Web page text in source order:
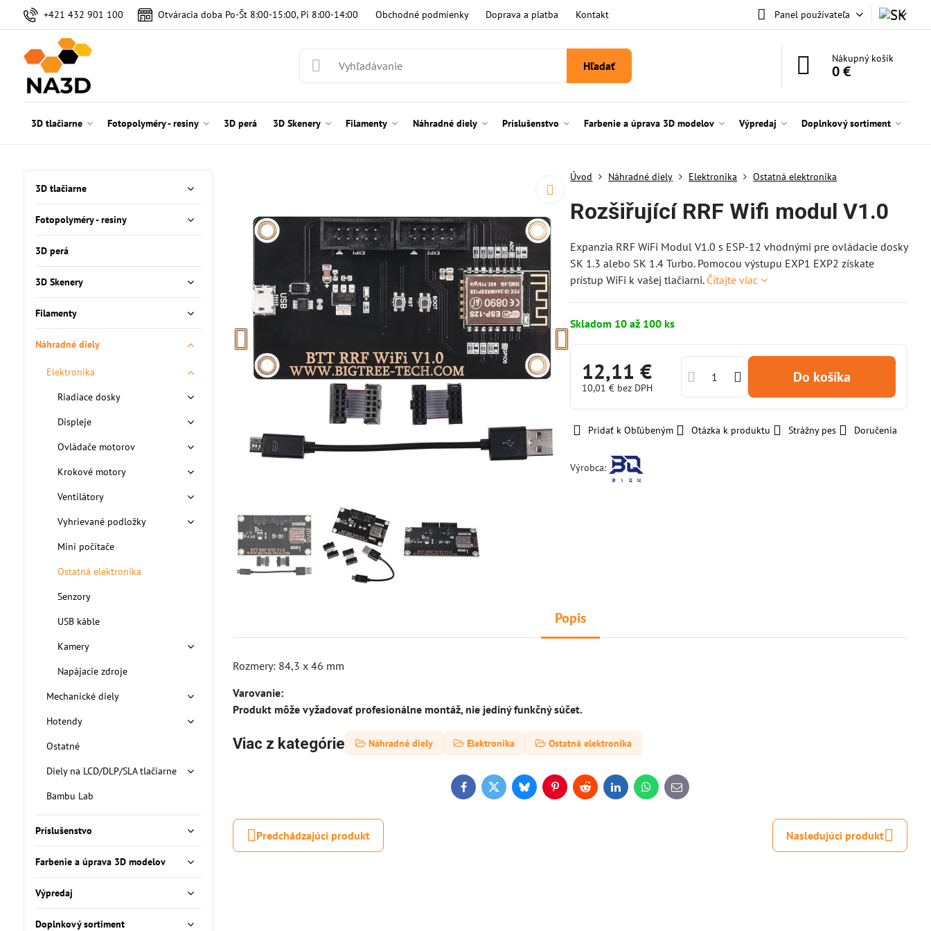
+421 432 901 100 Otváracia doba Po-Št 8:00-15:00, Pi 8:00-14:00 Obchodné podmienky Doprava a platba Kontakt Panel používateľa
Hľadať
Nákupný košík
0 €
3D tlačiarne Fotopolyméry - resiny 3D perá 3D Skenery Filamenty Náhradné diely Príslušenstvo Farbenie a úprava 3D modelov Výpredaj Doplnkový sortiment
Úvod Náhradné diely Elektronika Ostatná elektronika
Rozšiřující RRF Wifi modul V1.0
Expanzia RRF WiFi Modul V1.0 s ESP-12 vhodnými pre ovládacie dosky
SK 1.3 alebo SK 1.4 Turbo. Pomocou výstupu EXP1 EXP2 získate
prístup WiFi k vašej tlačiarni. Čítajte viac
Skladom 10 až 100 ks
12,11 €
10,01 € bez DPH
Do košíka
Pridať k Obľúbeným Otázka k produktu Strážny pes Doručenia
Výrobca:
Popis
Rozmery: 84,3 x 46 mm
Varovanie:
Produkt môže vyžadovať profesionálne montáž, nie jediný funkčný súčet.
Viac z kategórie Náhradné diely Elektronika Ostatná elektronika
FacebookTwitterBlueskyPinterestRedditLinkedInWhatsApp
E-
mail
Predchádzajúci produkt Nasledujúci produkt
3D tlačiarne
Fotopolyméry - resiny
3D perá
3D Skenery
Filamenty
Náhradné diely
Elektronika
Riadiace dosky
Displeje
Ovládače motorov
Krokové motory
Ventilátory
Vyhrievané podložky
Mini počítače
Ostatná elektronika
Senzory
USB káble
Kamery
Napájacie zdroje
Mechanické diely
Hotendy
Ostatné
Diely na LCD/DLP/SLA tlačiarne
Bambu Lab
Príslušenstvo
Farbenie a úprava 3D modelov
Výpredaj
Doplnkový sortiment